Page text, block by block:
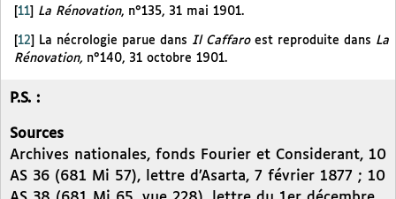
[11] La Rénovation, n°135, 31 mai 1901.
12 La nécrologie parue dans Il Caffaroest reproduite dans La
Rénovation, n°140, 31 octobre 1901.
P.S. :
Sources
Archives nationales, fonds Fourier et Considerant, 10
AS 36 (681 Mi 57), lettre d’Asarta, 7 février 1877 ; 10